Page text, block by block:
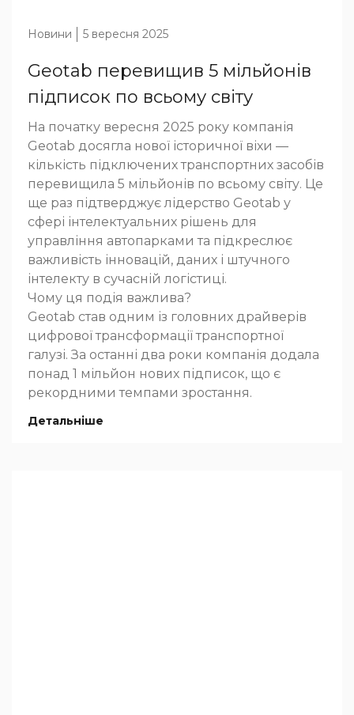
Новини 5 вересня 2025
Geotab перевищив 5 мільйонів
підписок по всьому світу
На початку вересня 2025 року компанія
Geotab досягла нової історичної віхи —
кількість підключених транспортних засобів
перевищила 5 мільйонів по всьому світу. Це
ще раз підтверджує лідерство Geotab у
сфері інтелектуальних рішень для
управління автопарками та підкреслює
важливість інновацій, даних і штучного
інтелекту в сучасній логістиці.
Чому ця подія важлива?
Geotab став одним із головних драйверів
цифрової трансформації транспортної
галузі. За останні два роки компанія додала
понад 1 мільйон нових підписок, що є
рекордними темпами зростання.
Детальніше